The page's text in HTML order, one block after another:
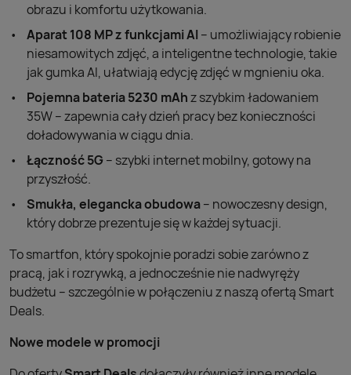
obrazu i komfortu użytkowania.
Aparat 108 MP z funkcjami AI – umożliwiający robienie
niesamowitych zdjęć, a inteligentne technologie, takie
jak gumka AI, ułatwiają edycję zdjęć w mgnieniu oka.
Pojemna bateria 5230 mAhz szybkim ładowaniem
35W – zapewnia cały dzień pracy bez konieczności
doładowywania w ciągu dnia.
Łączność 5G – szybki internet mobilny, gotowy na
przyszłość.
Smukła, elegancka obudowa– nowoczesny design,
który dobrze prezentuje się w każdej sytuacji.
To smartfon, który spokojnie poradzi sobie zarówno z
pracą, jak i rozrywką, a jednocześnie nie nadwyręży
budżetu – szczególnie w połączeniu z naszą ofertą Smart
Deals.
Nowe modele w promocji